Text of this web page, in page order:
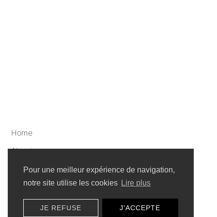
Pour une meilleur expérience de navigation,
notre site utilise les cookies Lire plus
JE REFUSE J'ACCEPTE
Home
About
Artists
Privacy policy
Sitemap